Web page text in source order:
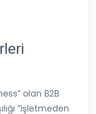
olan B2B
“işletmeden